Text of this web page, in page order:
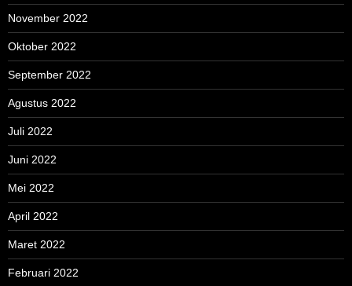
November 2022
Oktober 2022
September 2022
Agustus 2022
Juli 2022
Juni 2022
Mei 2022
April 2022
Maret 2022
Februari 2022